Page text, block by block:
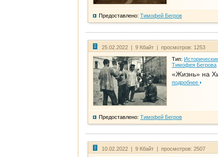
Предоставлено: Тимофей Бегров
25.02.2022 | 9 Кбайт | просмотров: 1253
Тип:
Тимофея Бегрова
«Жизнь» на
подробнее
Предоставлено: Тимофей Бегров
10.02.2022 | 9 Кбайт | просмотров: 2507